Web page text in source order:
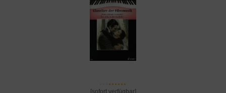
[sofort verfügbar]